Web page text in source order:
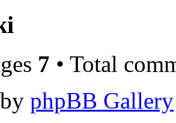
7 • Total
phpBB Gallery